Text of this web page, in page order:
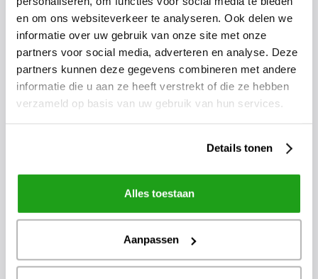
en om ons websiteverkeer te analyseren. Ook delen we
informatie over uw gebruik van onze site met onze
partners voor social media, adverteren en analyse. Deze
partners kunnen deze gegevens combineren met andere
informatie die u aan ze heeft verstrekt of die ze hebben
verzameld op basis van uw gebruik van hun services.
Details tonen
Alles toestaan
Aanpassen
14apr2026
Zorg & ICT 2026